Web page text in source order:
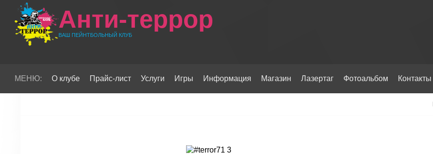
Анти-террор
ВАШ ПЕЙНТБОЛЬНЫЙ КЛУБ
МЕНЮ: О клубе Прайс-лист Услуги Игры Информация Магазин Лазертаг Фотоальбом Контакты